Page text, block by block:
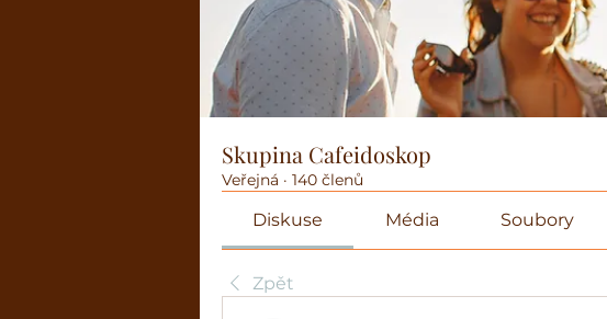
Skupina Cafeidoskop
Veřejná · 140 členů
Diskuse Média Soubory
Zpět